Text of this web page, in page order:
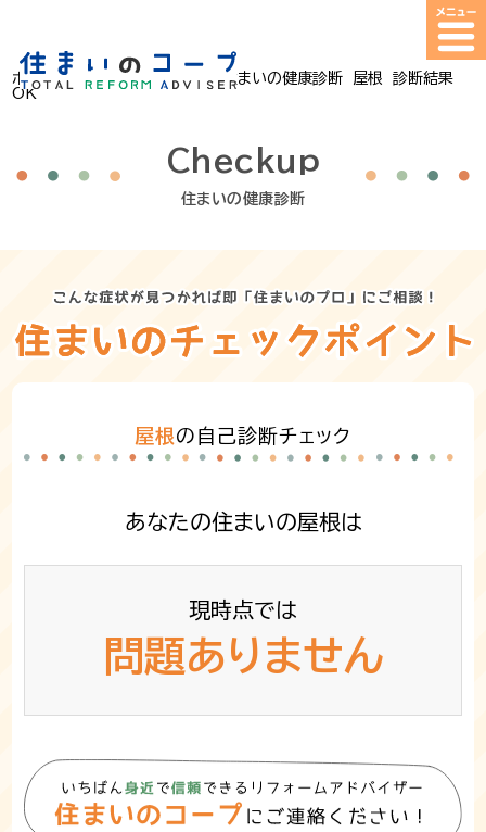
ホーム > 住まいの健康診断>住まいの健康診断 屋根 診断結果
OK
Checkup
住まいの健康診断
屋根の自己診断チェック
あなたの住まいの屋根は
現時点では
問題ありません